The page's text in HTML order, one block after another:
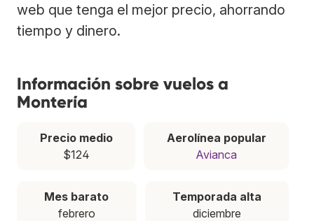
web que tenga el mejor precio, ahorrando
tiempo y dinero.
Información sobre vuelos a
Montería
Precio medio
$124
Aerolínea popular
Avianca
Mes barato
febrero
Temporada alta
diciembre